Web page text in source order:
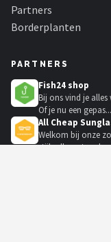
Partners
Borderplanten
PARTNERS
Fish24 shop
Bij ons vind je
Of je nu een gepas...
All Cheap
Welkom bij onze
stijlvolle en trendy